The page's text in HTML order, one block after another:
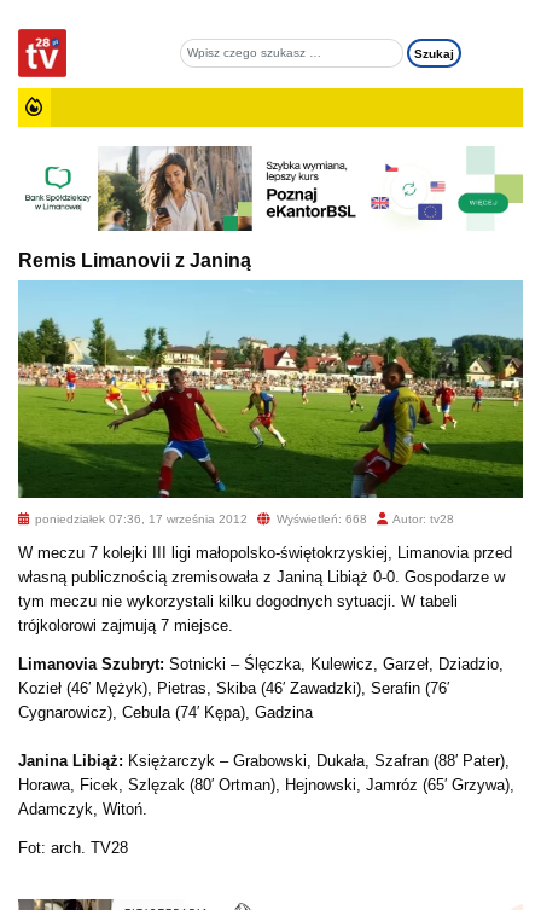
Remis Limanovii z Janiną
poniedziałek 07:36, 17 września 2012 Wyświetleń: 668 Autor: tv28
W meczu 7 kolejki III ligi małopolsko-świętokrzyskiej, Limanovia przed
własną publicznością zremisowała z Janiną Libiąż 0-0. Gospodarze w
tym meczu nie wykorzystali kilku dogodnych sytuacji. W tabeli
trójkolorowi zajmują 7 miejsce.
Limanovia Szubryt: Sotnicki – Ślęczka, Kulewicz, Garzeł, Dziadzio,
Kozieł (46′ Mężyk), Pietras, Skiba (46′ Zawadzki), Serafin (76′
Cygnarowicz), Cebula (74′ Kępa), Gadzina
Janina Libiąż: Księżarczyk – Grabowski, Dukała, Szafran (88′ Pater),
Horawa, Ficek, Szlęzak (80′ Ortman), Hejnowski, Jamróz (65′ Grzywa),
Adamczyk, Witoń.
Fot: arch. TV28